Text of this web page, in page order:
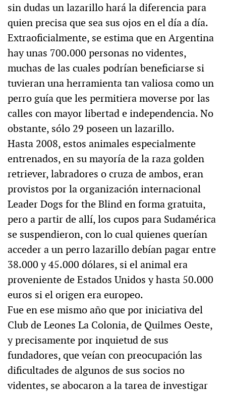
sin dudas un lazarillo hará la diferencia para
quien precisa que sea sus ojos en el día a día.
Extraoficialmente, se estima que en Argentina
hay unas 700.000 personas no videntes,
muchas de las cuales podrían beneficiarse si
tuvieran una herramienta tan valiosa como un
perro guía que les permitiera moverse por las
calles con mayor libertad e independencia. No
obstante, sólo 29 poseen un lazarillo.
Hasta 2008, estos animales especialmente
entrenados, en su mayoría de la raza golden
retriever, labradores o cruza de ambos, eran
provistos por la organización internacional
Leader Dogs for the Blind en forma gratuita,
pero a partir de allí, los cupos para Sudamérica
se suspendieron, con lo cual quienes querían
acceder a un perro lazarillo debían pagar entre
38.000 y 45.000 dólares, si el animal era
proveniente de Estados Unidos y hasta 50.000
euros si el origen era europeo.
Fue en ese mismo año que por iniciativa del
Club de Leones La Colonia, de Quilmes Oeste,
y precisamente por inquietud de sus
fundadores, que veían con preocupación las
dificultades de algunos de sus socios no
videntes, se abocaron a la tarea de investigar